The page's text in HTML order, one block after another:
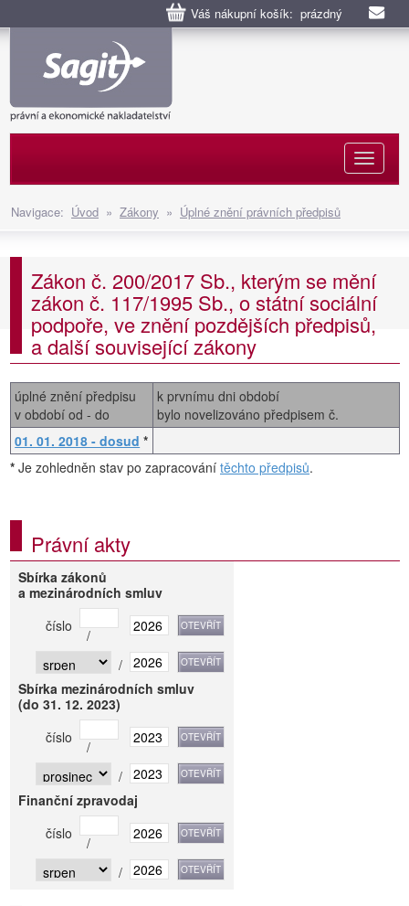
Váš nákupní košík: prázdný
Navigace: Úvod » Zákony » Úplné znění právních předpisů
Zákon č. 200/2017 Sb., kterým se mění
zákon č. 117/1995 Sb., o státní sociální
podpoře, ve znění pozdějších předpisů,
a další související zákony
úplné znění předpisu
v období od - do
k prvnímu dni období
bylo novelizováno předpisem č.
01. 01. 2018 - dosud *
* Je zohledněn stav po zapracování těchto předpisů.
Právní akty
Sbírka zákonů
a mezinárodních smluv
číslo
/
/
Sbírka mezinárodních smluv
(do 31. 12. 2023)
číslo
/
/
Finanční zpravodaj
číslo
/
/